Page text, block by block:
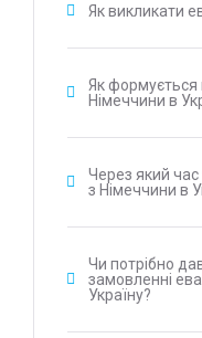
Як викликати
Як формується
Німеччини в
Через який час
з Німеччини в
Чи потрібно
замовленні
Україну?